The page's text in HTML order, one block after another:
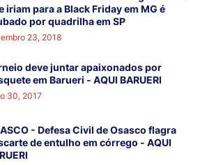
iriam para a Black Friday em MG é
por quadrilha em SP
23, 2018
deve juntar apaixonados por
em Barueri - AQUI BARUERI
30, 2017
- Defesa Civil de Osasco flagra
de entulho em córrego - AQUI